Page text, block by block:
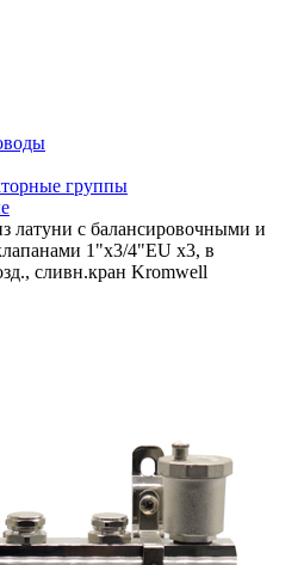
группы
латуни с балансировочными и
1"x3/4"EU x3, в
сливн.кран Kromwell